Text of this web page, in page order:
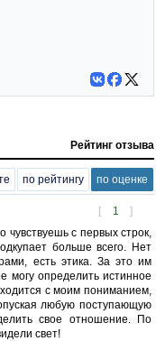
Рейтинг отзыва
по рейтингу по оценке
[ 1 ]
чувствуешь с первых строк,
больше всего. Нет
есть этика. За это им
могу определить истинное
с моим пониманием,
любую поступающую
свое отношение. По
свет!